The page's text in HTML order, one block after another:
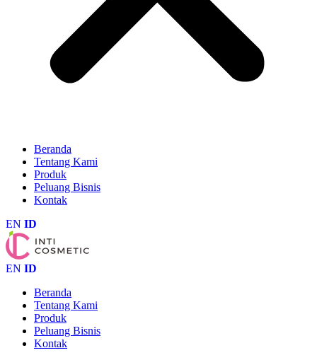
Beranda
Tentang Kami
Produk
Peluang Bisnis
Kontak
EN ID
EN ID
Beranda
Tentang Kami
Produk
Peluang Bisnis
Kontak